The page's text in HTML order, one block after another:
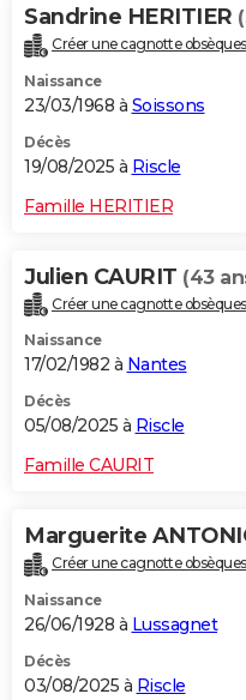
Sandrine HERITIER
Créer une cagnotte obsèques
Naissance
23/03/1968 à Soissons
Décès
19/08/2025 à Riscle
Famille HERITIER
Julien CAURIT (43
Créer une cagnotte obsèques
Naissance
17/02/1982 à Nantes
Décès
05/08/2025 à Riscle
Famille CAURIT
Marguerite
Créer une cagnotte obsèques
Naissance
26/06/1928 à Lussagnet
Décès
03/08/2025 à Riscle